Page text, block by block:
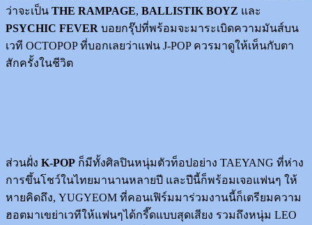
ว่าจะเป็น THE RAMPAGE, BALLISTIK BOYZ และ
PSYCHIC FEVER บอยกรุ๊ปที่พร้อมจะมาระเบิดความมันส์บน
เวที OCTOPOP ที่บอกเลยว่าแฟน J-POP ควรมาดูให้เห็นกับตา
สักครั้งในชีวิต
ส่วนฝั่ง K-POP ก็มีทั้งศิลปินหนุ่มตัวท็อปอย่าง TAEYANG ที่ห่าง
การขึ้นโชว์ในไทยมานานหลายปี และปีนี้ก็พร้อมเจอแฟนๆ ให้
หายคิดถึง, YUGYEOM ที่คอนเฟิร์มมาร่วมงานนี้ก็เตรียมความ
ฮอตมาเขย่าเวทีให้แฟนๆได้กรี๊ดแบบสุดเสียง รวมถึงหนุ่ม LEO